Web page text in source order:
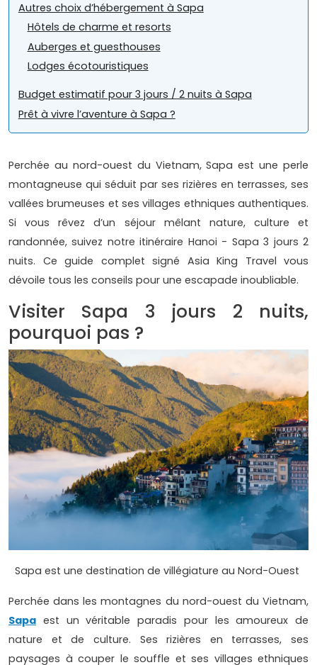
Autres choix d’hébergement à Sapa
Hôtels de charme et resorts
Auberges et guesthouses
Lodges écotouristiques
Budget estimatif pour 3 jours / 2 nuits à Sapa
Prêt à vivre l’aventure à Sapa ?
Perchée au nord-ouest du Vietnam, Sapa est une perle
montagneuse qui séduit par ses rizières en terrasses, ses
vallées brumeuses et ses villages ethniques authentiques.
Si vous rêvez d’un séjour mêlant nature, culture et
randonnée, suivez notre itinéraire Hanoi - Sapa 3 jours 2
nuits. Ce guide complet signé Asia King Travel vous
dévoile tous les conseils pour une escapade inoubliable.
Visiter Sapa 3 jours 2 nuits,
pourquoi pas ?
Sapa est une destination de villégiature au Nord-Ouest
Perchée dans les montagnes du nord-ouest du Vietnam,
Sapa est un véritable paradis pour les amoureux de
nature et de culture. Ses rizières en terrasses, ses
paysages à couper le souffle et ses villages ethniques